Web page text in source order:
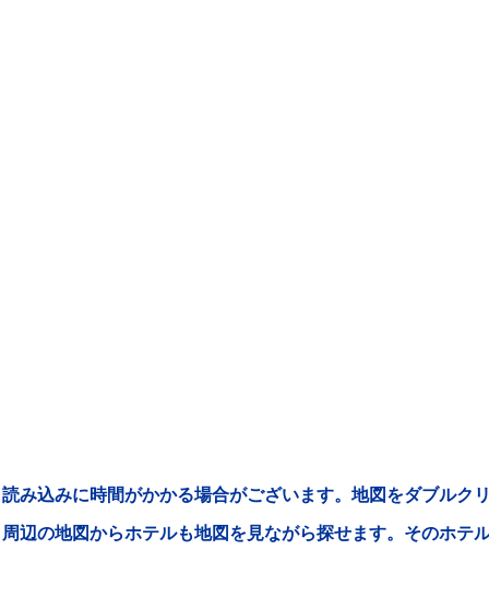
読み込みに時間がかかる場合がございます。地図をダブルク
周辺の地図からホテルも地図を見ながら探せます。そのホテ